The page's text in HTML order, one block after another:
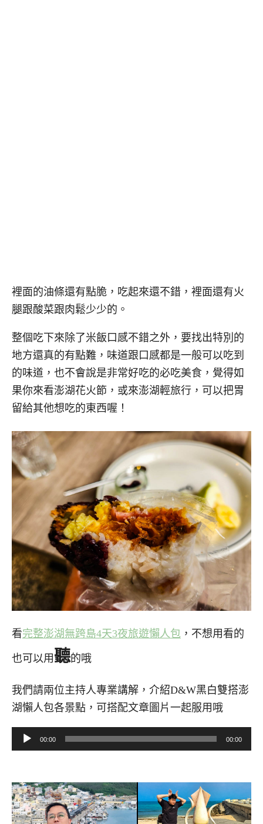
裡面的油條還有點脆，吃起來還不錯，裡面還有火
腿跟酸菜跟肉鬆少少的。
整個吃下來除了米飯口感不錯之外，要找出特別的
地方還真的有點難，味道跟口感都是一般可以吃到
的味道，也不會說是非常好吃的必吃美食，覺得如
果你來看澎湖花火節，或來澎湖輕旅行，可以把胃
留給其他想吃的東西喔！
看完整澎湖無跨島4天3夜旅遊懶人包 ，不想用看的
也可以用 聽的哦
我們請兩位主持人專業講解，介紹D&W黑白雙搭澎
湖懶人包各景點，可搭配文章圖片一起服用哦
訊
放
器
00:00 00:00